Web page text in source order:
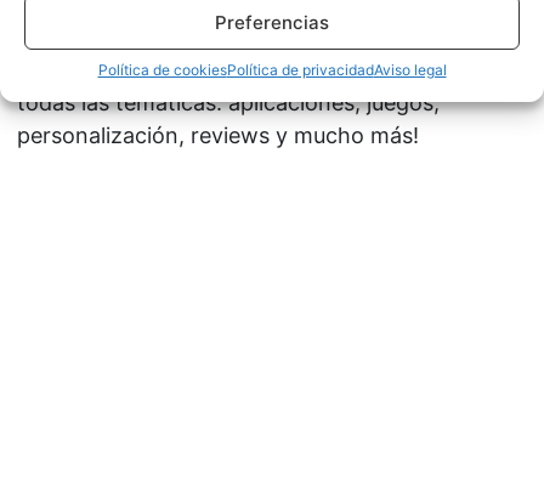
Preferencias
Política de cookiesPolítica de privacidadAviso legal
Los videos de la Comunidad Pro Android, de
todas las temáticas: aplicaciones, juegos,
personalización, reviews y mucho más!